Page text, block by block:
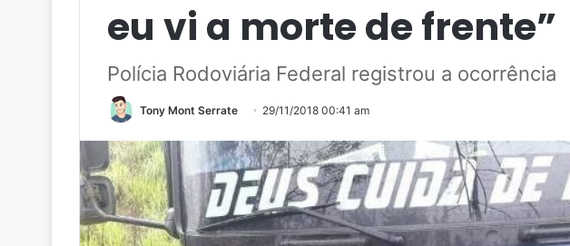
eu vi a morte de frente”
Polícia Rodoviária Federal registrou a ocorrência
Tony Mont Serrate 29/11/2018 00:41 am